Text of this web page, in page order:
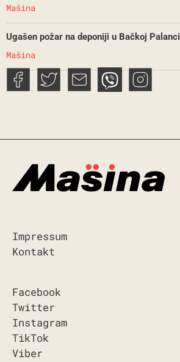
Mašina
Ugašen požar na deponiji u Bačkoj Palanci
Mašina
Impressum
Kontakt
Facebook
Twitter
Instagram
TikTok
Viber